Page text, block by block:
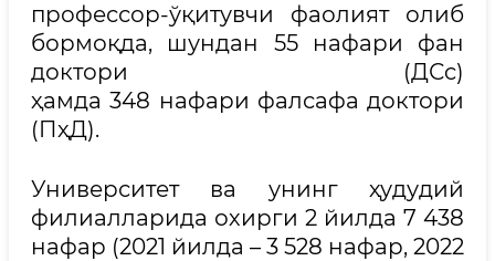
профессор-ўқитувчи фаолият олиб
бормоқда, шундан 55 нафари фан
доктори (ДСc)
ҳамда 348 нафари фалсафа доктори
(ПҳД).
Университет ва унинг ҳудудий
филиалларида охирги 2 йилда 7 438
нафар (2021 йилда – 3 528 нафар, 2022